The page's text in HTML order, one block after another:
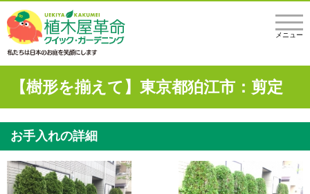
メニュー
【樹形を揃えて】東京都狛江市：剪定
お手入れの詳細